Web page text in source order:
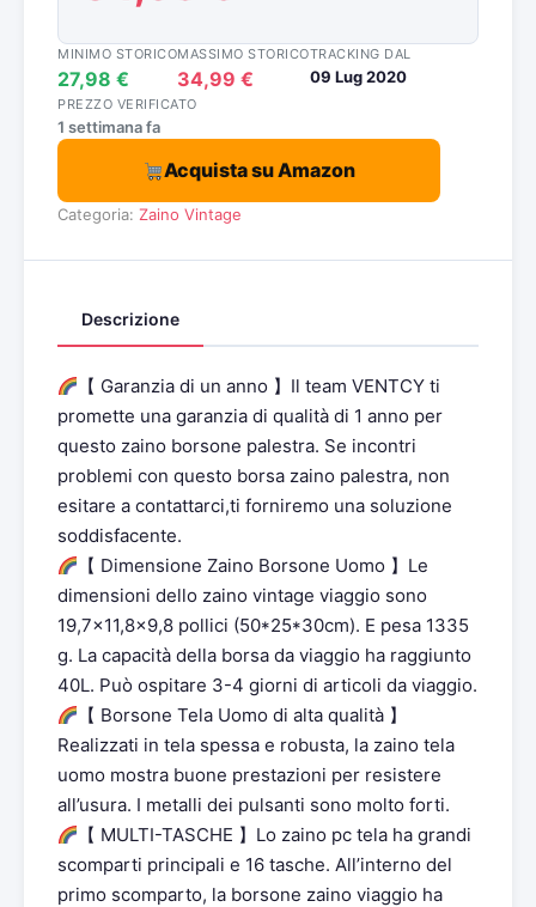
MINIMO STORICO
27,98 €
MASSIMO STORICO
34,99 €
TRACKING DAL
09 Lug 2020
PREZZO VERIFICATO
1 settimana fa
Acquista su Amazon
Categoria: Zaino Vintage
Descrizione
【 Garanzia di un anno 】Il team VENTCY ti
promette una garanzia di qualità di 1 anno per
questo zaino borsone palestra. Se incontri
problemi con questo borsa zaino palestra, non
esitare a contattarci,ti forniremo una soluzione
soddisfacente.
【 Dimensione Zaino Borsone Uomo 】Le
dimensioni dello zaino vintage viaggio sono
19,7×11,8×9,8 pollici (50*25*30cm). E pesa 1335
g. La capacità della borsa da viaggio ha raggiunto
40L. Può ospitare 3-4 giorni di articoli da viaggio.
【 Borsone Tela Uomo di alta qualità 】
Realizzati in tela spessa e robusta, la zaino tela
uomo mostra buone prestazioni per resistere
all’usura. I metalli dei pulsanti sono molto forti.
【 MULTI-TASCHE 】Lo zaino pc tela ha grandi
scomparti principali e 16 tasche. All’interno del
primo scomparto, la borsone zaino viaggio ha